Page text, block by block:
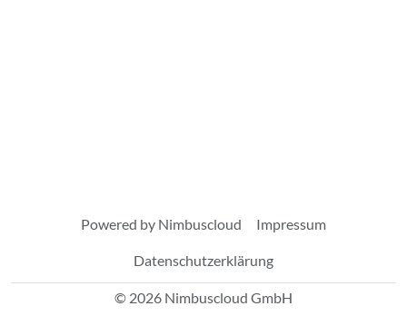
Powered by Nimbuscloud Impressum
Datenschutzerklärung
© 2026 Nimbuscloud GmbH